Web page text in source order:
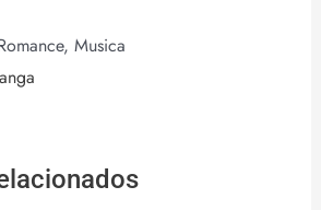
Musica